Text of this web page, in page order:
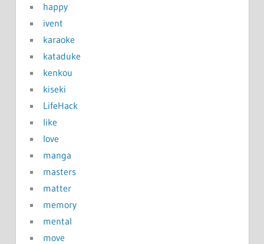
happy
ivent
karaoke
kataduke
kenkou
kiseki
LifeHack
like
love
manga
masters
matter
memory
mental
move